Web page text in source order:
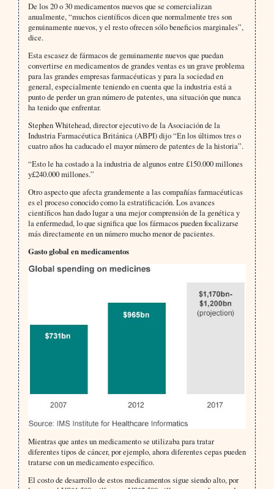
De los 20 o 30 medicamentos nuevos que se comercializan
anualmente, “muchos científicos dicen que normalmente tres son
genuinamente nuevos, y el resto ofrecen sólo beneficios marginales”,
dice.
Esta escasez de fármacos de genuinamente nuevos que puedan
convertirse en medicamentos de grandes ventas es un grave problema
para las grandes empresas farmacéuticas y para la sociedad en
general, especialmente teniendo en cuenta que la industria está a
punto de perder un gran número de patentes, una situación que nunca
ha tenido que enfrentar.
Stephen Whitehead, director ejecutivo de la Asociación de la
Industria Farmacéutica Británica (ABPI) dijo “En los últimos tres o
cuatro años ha caducado el mayor número de patentes de la historia”.
“Esto le ha costado a la industria de algunos entre £150.000 millones
y£240.000 millones.”
Otro aspecto que afecta grandemente a las compañías farmacéuticas
es el proceso conocido como la estratificación. Los avances
científicos han dado lugar a una mejor comprensión de la genética y
la enfermedad, lo que significa que los fármacos pueden focalizarse
más directamente en un número mucho menor de pacientes.
Gasto global en medicamentos
Mientras que antes un medicamento se utilizaba para tratar
diferentes tipos de cáncer, por ejemplo, ahora diferentes cepas pueden
tratarse con un medicamento específico.
El costo de desarrollo de estos medicamentos sigue siendo alto, por